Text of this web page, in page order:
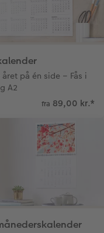
året på én side – Fås i
A2
fra 89,00 kr.*